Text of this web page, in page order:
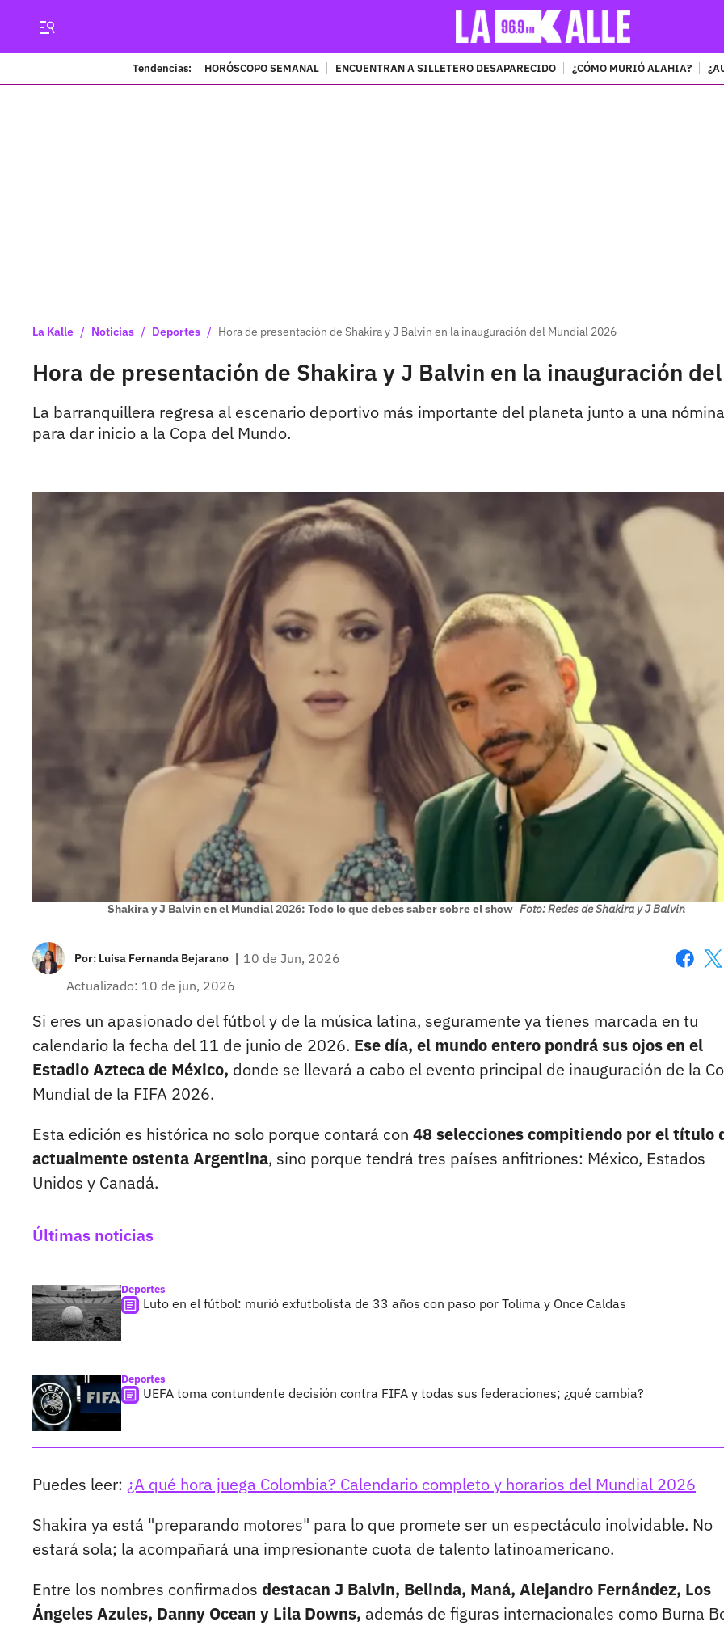
Tendencias: HORÓSCOPO SEMANAL ENCUENTRAN A SILLETERO DESAPARECIDO ¿CÓMO MURIÓ ALAHIA?
La Kalle / Noticias / Deportes / Hora de presentación de Shakira y J Balvin en la inauguración del Mundial 2026
Hora de presentación de Shakira y J Balvin en la inauguración
La barranquillera regresa al escenario deportivo más importante del planeta junto a una
para dar inicio a la Copa del Mundo.
Shakira y J Balvin en el Mundial 2026: Todo lo que debes saber sobre el show Foto: Redes de Shakira y J Balvin
Por: Luisa Fernanda Bejarano | 10 de Jun, 2026
Actualizado: 10 de jun, 2026
Si eres un apasionado del fútbol y de la música latina, seguramente ya tienes marcada en tu
calendario la fecha del 11 de junio de 2026. Ese día, el mundo entero pondrá sus ojos en el
Estadio Azteca de México, donde se llevará a cabo el evento principal de inauguración de la
Mundial de la FIFA 2026.
Esta edición es histórica no solo porque contará con 48 selecciones compitiendo por el título
actualmente ostenta Argentina, sino porque tendrá tres países anfitriones: México, Estados
Unidos y Canadá.
Últimas noticias
Deportes
Luto en el fútbol: murió exfutbolista de 33 años con paso por Tolima y Once Caldas
Deportes
UEFA toma contundente decisión contra FIFA y todas sus federaciones; ¿qué cambia?
Puedes leer: ¿A qué hora juega Colombia? Calendario completo y horarios del Mundial 2026
Shakira ya está "preparando motores" para lo que promete ser un espectáculo inolvidable. No
estará sola; la acompañará una impresionante cuota de talento latinoamericano.
Entre los nombres confirmados destacan J Balvin, Belinda, Maná, Alejandro Fernández, Los
Ángeles Azules, Danny Ocean y Lila Downs, además de figuras internacionales como Burna